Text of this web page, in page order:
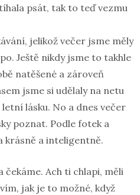
psát, tak to teď vezmu
jelikož večer jsme měly
Ještě nikdy jsme to takhle
natěšené a zároveň
jsme si udělaly na netu
lásku. No a dnes večer
poznat. Podle fotek a
krásně a inteligentně.
čekáme. Ach ti chlapi, měli
jak je to možné, když